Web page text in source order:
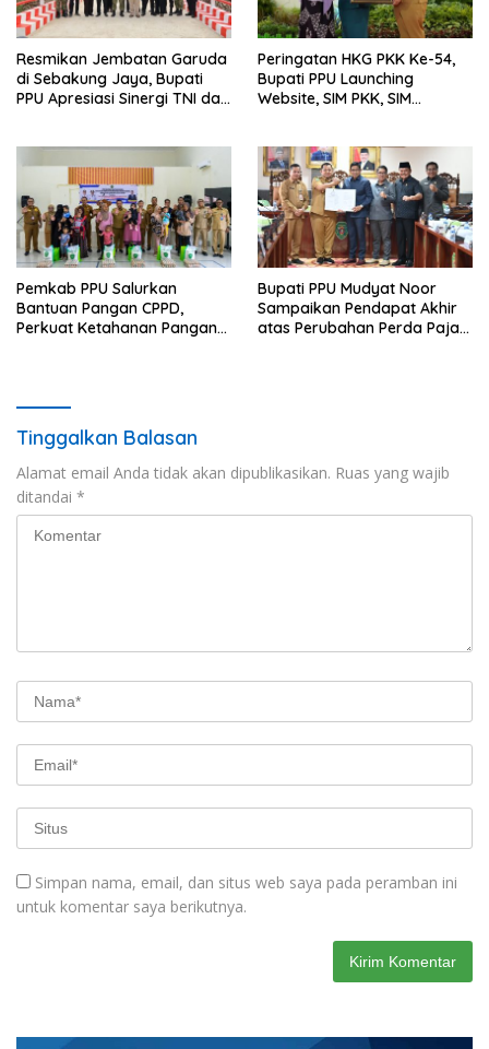
Resmikan Jembatan Garuda
di Sebakung Jaya, Bupati
PPU Apresiasi Sinergi TNI dan
Peringatan HKG PKK Ke-54,
Bupati PPU Launching
Website, SIM PKK, SIM
Pemkab PPU Salurkan
Bantuan Pangan CPPD,
Perkuat Ketahanan Pangan
Bupati PPU Mudyat Noor
Sampaikan Pendapat Akhir
atas Perubahan Perda Pajak
Tinggalkan Balasan
Alamat email Anda tidak akan dipublikasikan. Ruas yang wajib
ditandai *
Simpan nama, email, dan situs web saya pada peramban ini
untuk komentar saya berikutnya.